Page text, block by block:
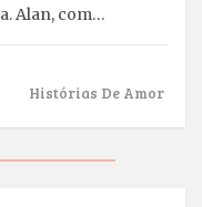
Alan, com…
Histórias De Amor